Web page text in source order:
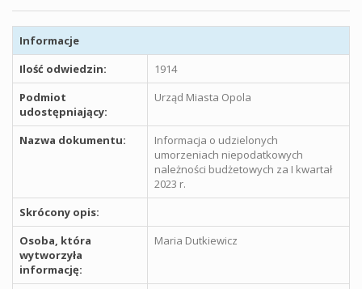
Informacje
Ilość odwiedzin:
1914
Podmiot
udostępniający:
Urząd Miasta Opola
Nazwa dokumentu:
Informacja o udzielonych
umorzeniach niepodatkowych
należności budżetowych za I kwartał
2023 r.
Skrócony opis:
Osoba, która
wytworzyła
informację:
Maria Dutkiewicz